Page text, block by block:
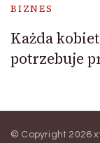
BIZNES
Każda
potrzebuje
© Copyright 2026